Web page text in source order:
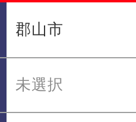
郡山市
未選択